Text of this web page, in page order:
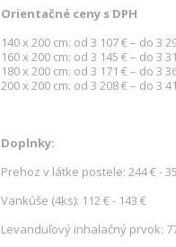
Orientačné ceny s DPH
140 x 200 cm: od 3 107 € – do 3
160 x 200 cm: od 3 145 € – do 3
180 x 200 cm: od 3 171 € – do 3
200 x 200 cm: od 3 208 € – do 3
Doplnky:
Prehoz v látke postele: 244 € -
Vankúše (4ks): 112 € - 143 €
Levanduľový inhalačný prvok: